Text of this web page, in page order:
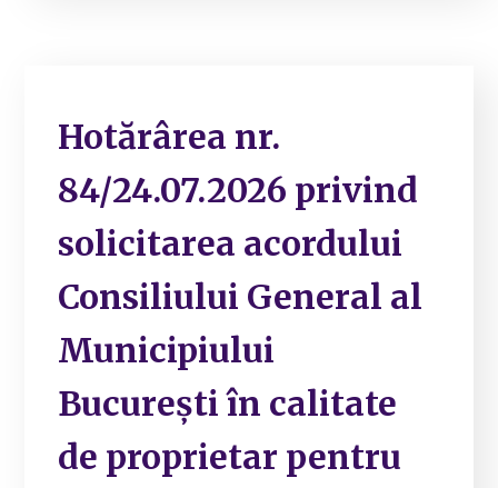
Hotărârea nr.
84/24.07.2026 privind
solicitarea acordului
Consiliului General al
Municipiului
București în calitate
de proprietar pentru